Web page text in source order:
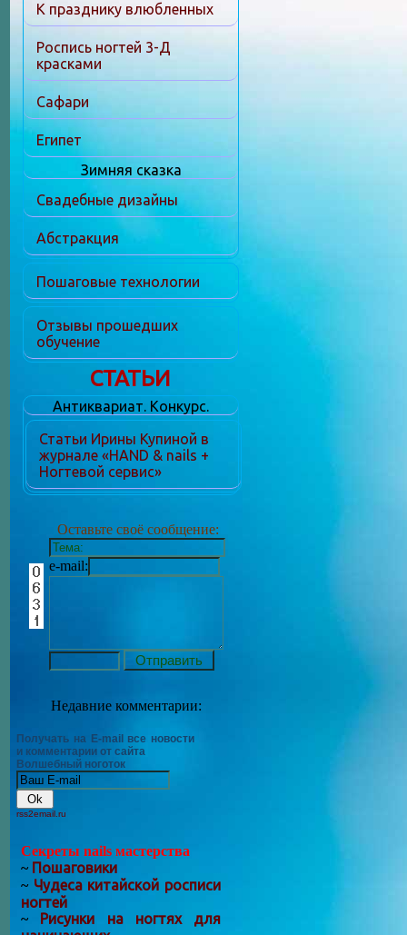
К празднику влюбленных
Роспись ногтей 3-Д
красками
Сафари
Египет
Зимняя сказка
Свадебные дизайны
Абстракция
Пошаговые технологии
Отзывы прошедших
обучение
СТАТЬИ
Антиквариат. Конкурс.
Статьи Ирины Купиной в
журнале «HAND & nails +
Ногтевой сервис»
Оставьте своё сообщение:
e-mail:
Недавние комментарии:
Получать на E-mail все новости
и комментарии от сайта
Волшебный ноготок
rss2email.ru
Секреты nails мастерства
~ Пошаговики
~ Чудеса китайской росписи
ногтей
~ Рисунки на ногтях для